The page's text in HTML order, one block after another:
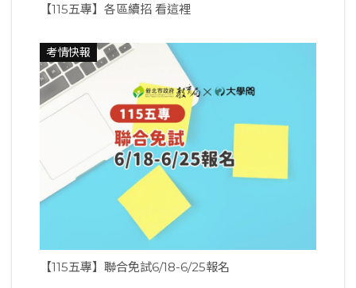
【115五專】各區續招 看這裡
考情快報
【115五專】聯合免試6/18-6/25報名